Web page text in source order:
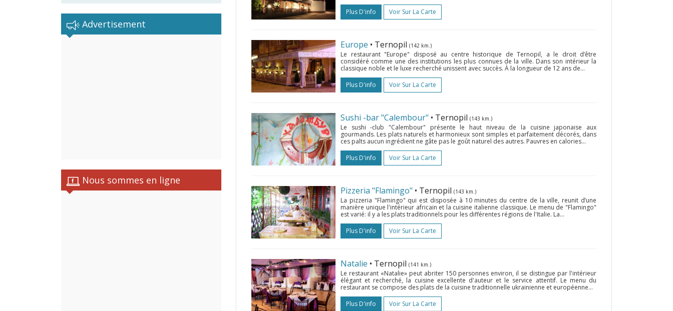
Advertisement
Nous sommes en ligne
Plus D'info
Voir Sur La Carte
Europe • Ternopil (142 km.)
Le restaurant "Europe" disposé au centre historique de Ternopil, a le droit d’être
considéré comme une des institutions les plus connues de la ville. Dans son intérieur la
classique noble et le luxe recherché unissent avec succès. À la longueur de 12 ans de...
Plus D'info
Voir Sur La Carte
Sushi -bar "Calembour" • Ternopil (143 km.)
Le sushi -club "Calembour" présente le haut niveau de la cuisine japonaise aux
gourmands. Les plats naturels et harmonieux sont simples et parfaitement décorés, dans
ces palts aucun ingrédient ne gâte pas le goût naturel des autres. Pauvres en calories...
Plus D'info
Voir Sur La Carte
Pizzeria "Flamingo" • Ternopil (143 km.)
La pizzeria "Flamingo" qui est disposée à 10 minutes du centre de la ville, reunit d’une
manière unique l'intérieur africain et la cuisine italienne classique. Le menu de "Flamingo"
est varié: il y a les plats traditionnels pour les différentes régions de l'Italie. La...
Plus D'info
Voir Sur La Carte
Natalie • Ternopil (141 km.)
Le restaurant «Natalie» peut abriter 150 personnes environ, il se distingue par l'intérieur
élégant et recherché, la cuisine excellente d'auteur et le service attentif. Le menu du
restaurant se compose des plats de la cuisine traditionnelle ukrainienne et européenne...
Plus D'info
Voir Sur La Carte